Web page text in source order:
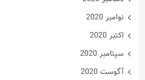
جولای 2020
ژوئن 2020
آوریل 2020